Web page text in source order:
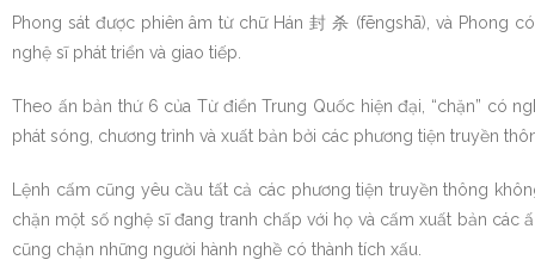
Phong sát được phiên âm từ chữ Hán 封 杀 (fēngshā), và Phong
nghệ sĩ phát triển và giao tiếp.
Theo ấn bản thứ 6 của Từ điển Trung Quốc hiện đại, “chặn” có
phát sóng, chương trình và xuất bản bởi các phương tiện truyền
Lệnh cấm cũng yêu cầu tất cả các phương tiện truyền thông
chặn một số nghệ sĩ đang tranh chấp với họ và cấm xuất bản
cũng chặn những người hành nghề có thành tích xấu.